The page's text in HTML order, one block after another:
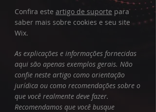
Confira este artigo de suporte para
saber mais sobre cookies e seu site
Wix.
As explicações e informações fornecidas
aqui são apenas exemplos gerais. Não
confie neste artigo como orientação
jurídica ou como recomendações sobre o
que você realmente deve fazer.
Recomendamos que você busque